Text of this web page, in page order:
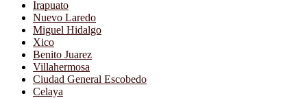
Irapuato
Nuevo Laredo
Miguel Hidalgo
Xico
Benito Juarez
Villahermosa
Ciudad General Escobedo
Celaya